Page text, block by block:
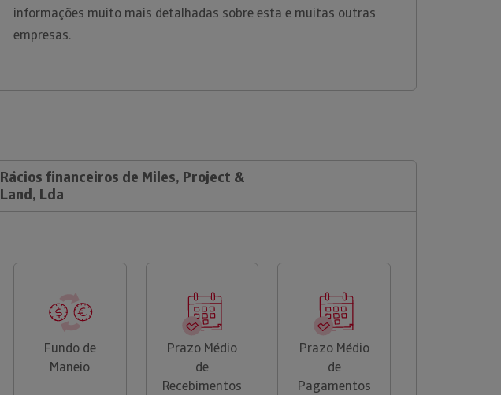
informações muito mais detalhadas sobre esta e muitas outras
empresas.
Rácios financeiros de Miles, Project &
Land, Lda
Fundo de
Maneio
Prazo Médio
de
Recebimentos
Prazo Médio
de
Pagamentos